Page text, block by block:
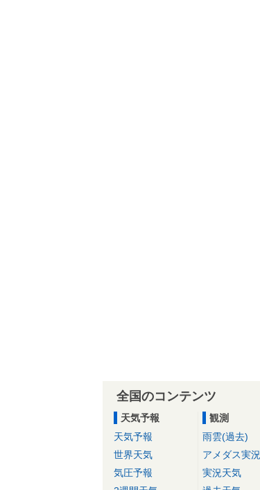
全国のコンテンツ
天気予報
天気予報
世界天気
気圧予報
観測
雨雲(過去)
アメダス実況
実況天気